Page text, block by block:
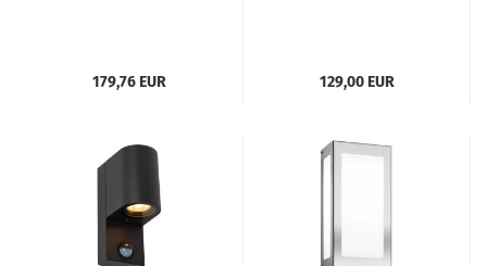
179,76 EUR 129,00 EUR